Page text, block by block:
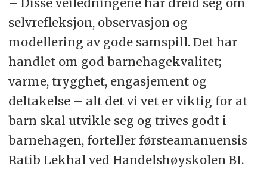
selvrefleksjon, observasjon og
modellering av gode samspill. Det har
handlet om god barnehagekvalitet;
varme, trygghet, engasjement og
deltakelse – alt det vi vet er viktig for at
barn skal utvikle seg og trives godt i
barnehagen, forteller førsteamanuensis
Ratib Lekhal ved Handelshøyskolen BI.